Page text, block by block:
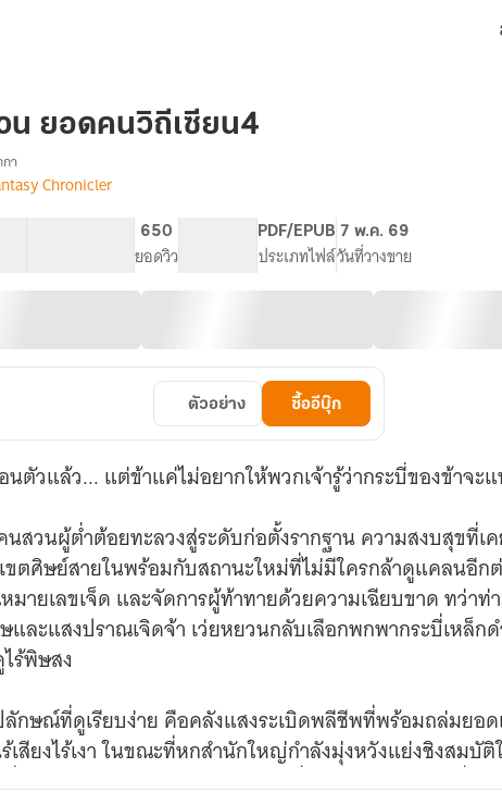
น ยอดคนวิถีเซียน4
า
Chronicler
650
ยอดวิว
PDF/EPUB
ประเภทไฟล์
7 พ.ค. 69
วันที่วางขาย
ตัวอย่าง ซื้ออีบุ๊ก
นตัวแล้ว... แต่ข้าแค่ไม่อยากให้พวกเจ้ารู้ว่ากระบี่ของข้าจะ
นสวนผู้ต่ำต้อยทะลวงสู่ระดับก่อตั้งรากฐาน ความสงบสุขที่เ
ขตศิษย์สายในพร้อมกับสถานะใหม่ที่ไม่มีใครกล้าดูแคลนอีก
ยเลขเจ็ด และจัดการผู้ท้าทายด้วยความเฉียบขาด ทว่าท่
และแสงปราณเจิดจ้า เว่ยหยวนกลับเลือกพกพากระบี่เหล็ก
ร้พิษสง
กษณ์ที่ดูเรียบง่าย คือคลังแสงระเบิดพลีชีพที่พร้อมถล่มยอด
เสียงไร้เงา ในขณะที่หกสำนักใหญ่กำลังมุ่งหวังแย่งชิงสม
ง เว่ยหยวนกลับเป็นเพียงคนเดียวที่มองเห็นภยันตรายที่แท้